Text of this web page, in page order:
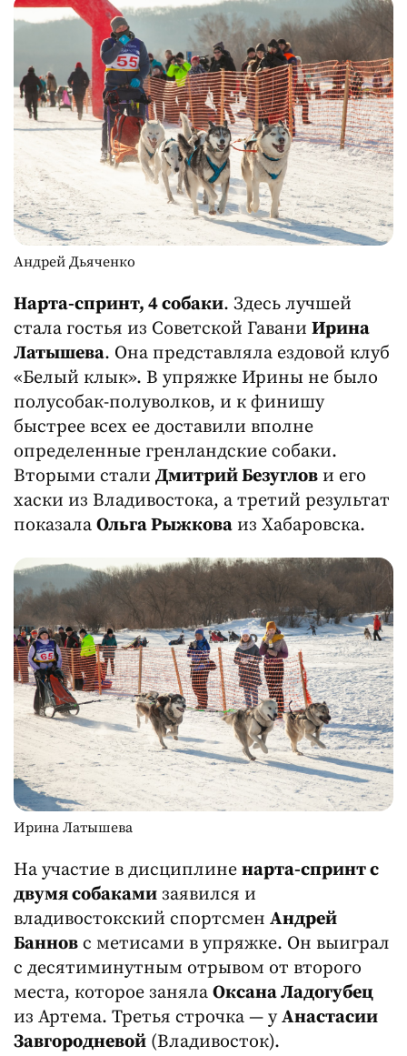
Андрей Дьяченко
Нарта-спринт, 4 собаки. Здесь лучшей
стала гостья из Советской Гавани Ирина
Латышева. Она представляла ездовой клуб
«Белый клык». В упряжке Ирины не было
полусобак-полуволков, и к финишу
быстрее всех ее доставили вполне
определенные гренландские собаки.
Вторыми стали Дмитрий Безуглов и его
хаски из Владивостока, а третий результат
показала Ольга Рыжкова из Хабаровска.
Ирина Латышева
На участие в дисциплине нарта-спринт с
двумя собаками заявился и
владивостокский спортсмен Андрей
Баннов с метисами в упряжке. Он выиграл
с десятиминутным отрывом от второго
места, которое заняла Оксана Ладогубец
из Артема. Третья строчка — уАнастасии
Завгородневой (Владивосток).